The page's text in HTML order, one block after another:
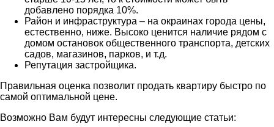
добавлено порядка 10%.
Район и инфраструктура – на окраинах города цены,
естественно, ниже. Высоко ценится наличие рядом с
домом остановок общественного транспорта, детских
садов, магазинов, парков, и т.д.
Репутация застройщика.
Правильная оценка позволит продать квартиру быстро по
самой оптимальной цене.
Возможно Вам будут интересны следующие статьи: